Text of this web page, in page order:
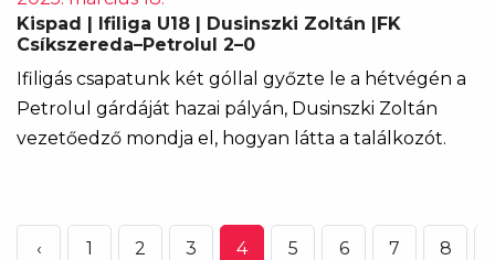
Kispad | Ifiliga U18 | Dusinszki Zoltán |FK
Csíkszereda–Petrolul 2–0
Ifiligás csapatunk két góllal győzte le a hétvégén a
Petrolul gárdáját hazai pályán, Dusinszki Zoltán
vezetőedző mondja el, hogyan látta a találkozót.
‹ 1 2 3 4 5 6 7 8